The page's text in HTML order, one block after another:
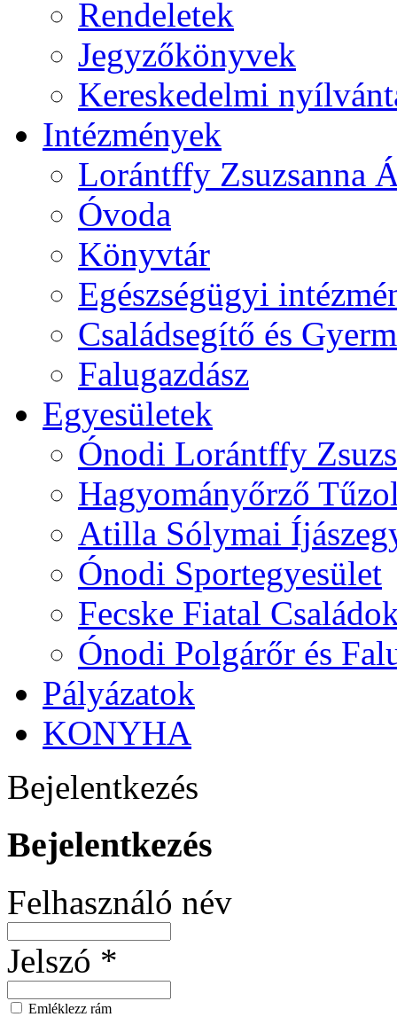
Rendeletek
Jegyzőkönyvek
Kereskedelmi
Intézmények
Lorántffy Zsuzsanna
Óvoda
Könyvtár
Egészségügyi
Családsegítő és
Falugazdász
Egyesületek
Ónodi Lorántffy
Hagyományőrző
Atilla Sólymai
Ónodi Sportegyesület
Fecske Fiatal
Ónodi Polgárőr és
Pályázatok
KONYHA
Bejelentkezés
Bejelentkezés
Felhasználó név
Jelszó *
Emléklezz rám